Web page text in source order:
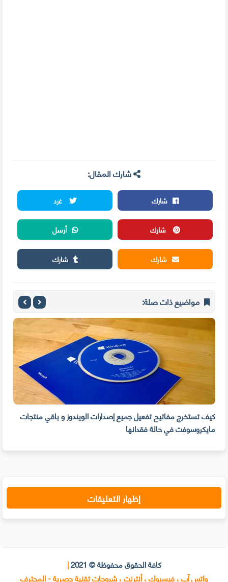
شارك المقال:
شارك
غرد
شارك
أرسل
شارك
شارك
مواضيع ذات صلة:
كيف تستخرج مفاتيح تفعيل جميع إصدارات الويندوز و باقي منتجات
مايكروسوفت في حالة فقدانها
إظهار التعليقات
كافة الحقوق محفوظة © 2021 |
واتس آب ، فيسبوك ، أنترنت ، شروحات تقنية حصرية - المحترف